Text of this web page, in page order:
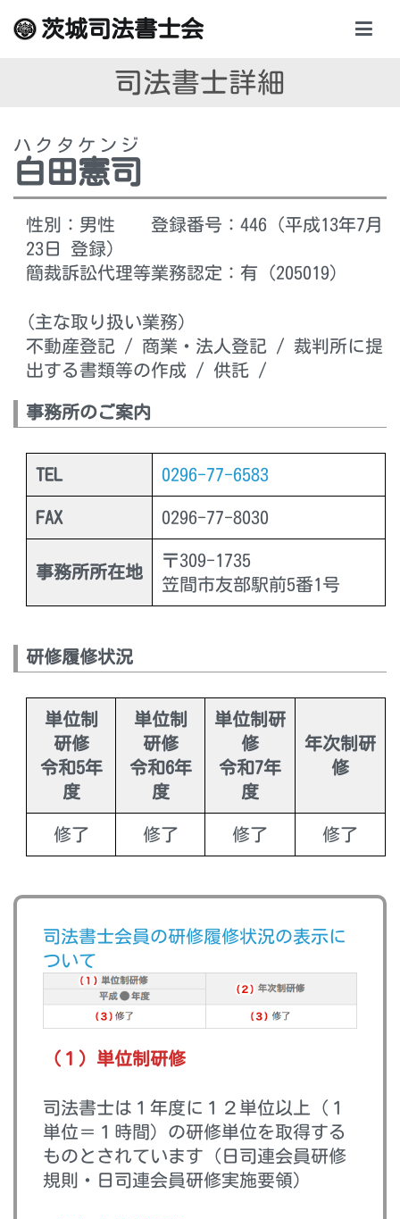
容
プ
茨城司法書士会
司法書士詳細
ハクタケンジ
白田憲司
性別：男性 登録番号：446 (平成13年7月
23日 登録)
簡裁訴訟代理等業務認定：有（205019）
(主な取り扱い業務)
不動産登記 / 商業・法人登記 / 裁判所に提
出する書類等の作成 / 供託 /
事務所のご案内
TEL 0296-77-6583
FAX 0296-77-8030
事務所所在地
〒309-1735
笠間市友部駅前5番1号
研修履修状況
単位制
研修
令和5年
度
単位制
研修
令和6年
度
単位制研
修
令和7年
度
年次制研
修
修了 修了 修了 修了
司法書士会員の研修履修状況の表示に
ついて
（１）単位制研修
司法書士は１年度に１２単位以上（１
単位＝１時間）の研修単位を取得する
ものとされています（日司連会員研修
規則・日司連会員研修実施要領）